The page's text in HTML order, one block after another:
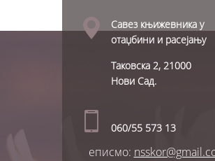
Савез књижевника у
отаџбини и расејању
Таковска 2, 21000
Нови Сад.
060/55 573 13
еписмо: